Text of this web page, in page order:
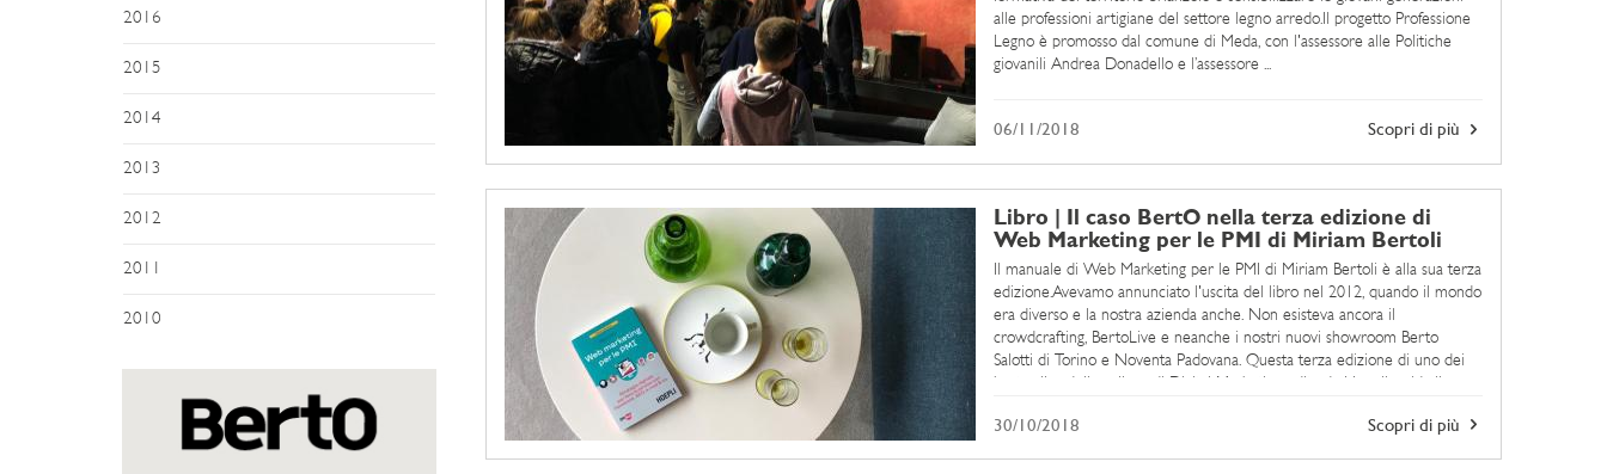
2016
2015
2014
2013
2012
2011
2010
alle professioni artigiane del settore legno arredo.Il progetto Professione
Legno è promosso dal comune di Meda, con l'assessore alle Politiche
giovanili Andrea Donadello e l’assessore ...
Scopri di più
06/11/2018
Libro | Il caso BertO nella terza edizione di
Web Marketing per le PMI di Miriam Bertoli
Il manuale di Web Marketing per le PMI di Miriam Bertoli è alla sua terza
edizione.Avevamo annunciato l'uscita del libro nel 2012, quando il mondo
era diverso e la nostra azienda anche. Non esisteva ancora il
crowdcrafting, BertoLive e neanche i nostri nuovi showroom Berto
Salotti di Torino e Noventa Padovana. Questa terza edizione di uno dei
best seller della collana di Digital Marketing edita da Hoepli, guida il
Scopri di più
30/10/2018